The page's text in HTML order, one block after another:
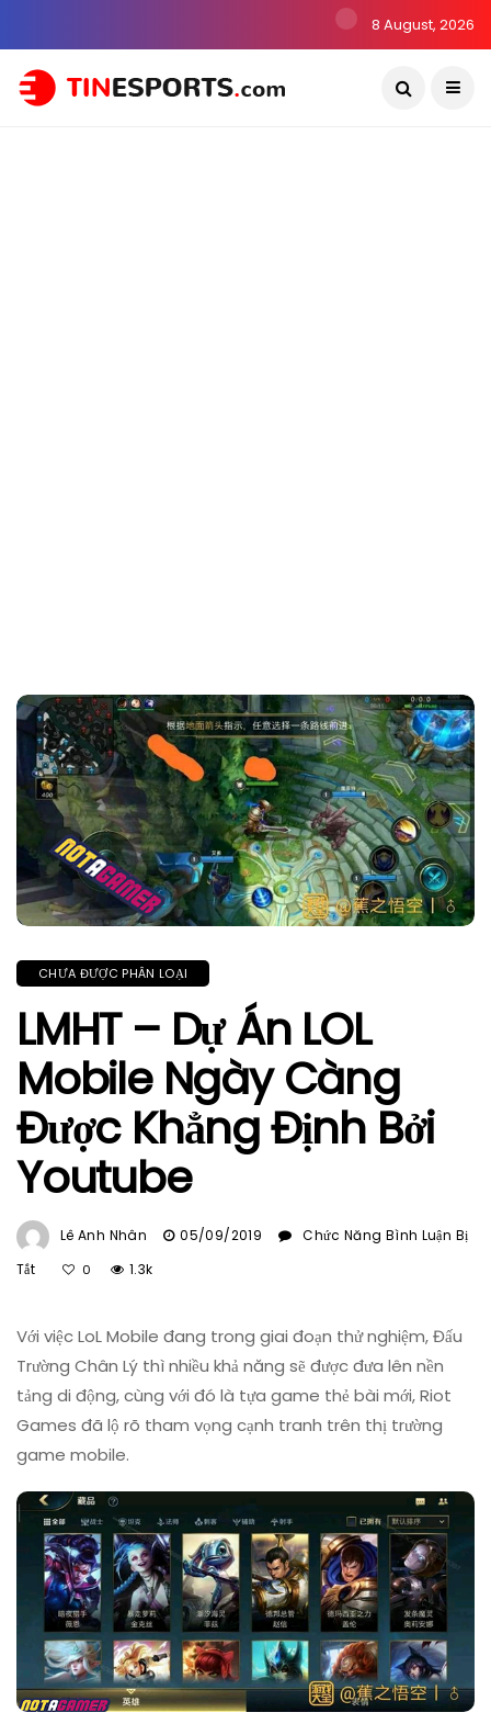
8 August, 2026
CHƯA ĐƯỢC PHÂN LOẠI
LMHT – Dự Án LOL
Mobile Ngày Càng
Được Khẳng Định Bởi
Youtube
Lê Anh Nhân 05/09/2019
Chức Năng Bình Luận Bị
Tắt
Dự
Án
Mobile
Ngày
Càng
Khẳng
Định
Bởi
Youtube
0 1.3k
Với việc LoL Mobile đang trong giai đoạn thử nghiệm, Đấu
Trường Chân Lý thì nhiều khả năng sẽ được đưa lên nền
tảng di động, cùng với đó là tựa game thẻ bài mới, Riot
Games đã lộ rõ tham vọng cạnh tranh trên thị trường
game mobile.